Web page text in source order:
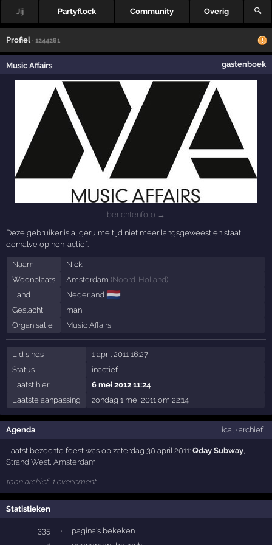
Jij Partyflock Community Overig 🔍
Profiel · 1244281
Music Affairs gastenboek
berichtenfoto →
Deze gebruiker is al geruime tijd niet meer langsgeweest en staat
derhalve op non-actief.
Naam
Nick
Woonplaats
Amsterdam (Noord-Holland)
Land
Nederland 🇳🇱
Geslacht
man
Organisatie
Music Affairs
Lid sinds
1 april 2011 16:27
Status
inactief
Laatst hier
6 mei 2012 11:24
Laatste aanpassing
zondag 1 mei 2011 om 22:14
Agenda ical· archief
Laatst bezochte feest was op zaterdag 30 april 2011:Qday Subway,
Strand West,Amsterdam
toon archief, 1 evenement
Statistieken
335 ·
pagina's bekeken